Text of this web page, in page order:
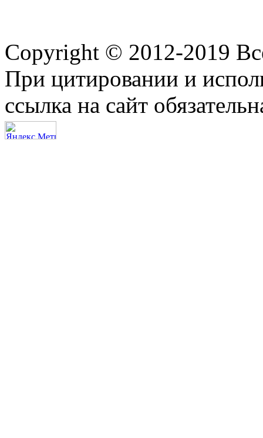
Copyright © 2012-2019
При цитировании и
ссылка на сайт